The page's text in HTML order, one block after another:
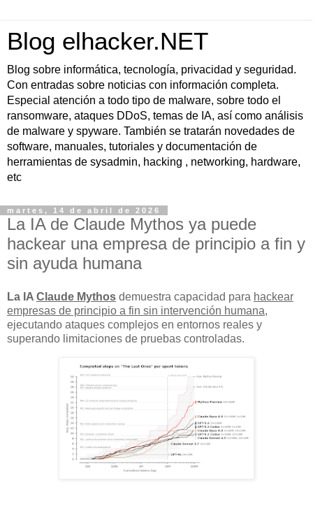
Blog elhacker.NET
Blog sobre informática, tecnología, privacidad y seguridad.
Con entradas sobre noticias con información completa.
Especial atención a todo tipo de malware, sobre todo el
ransomware, ataques DDoS, temas de IA, así como análisis
de malware y spyware. También se tratarán novedades de
software, manuales, tutoriales y documentación de
herramientas de sysadmin, hacking , networking, hardware,
etc
martes, 14 de abril de 2026
La IA de Claude Mythos ya puede
hackear una empresa de principio a fin y
sin ayuda humana
La IA Claude Mythos demuestra capacidad para hackear
empresas de principio a fin sin intervención humana,
ejecutando ataques complejos en entornos reales y
superando limitaciones de pruebas controladas.